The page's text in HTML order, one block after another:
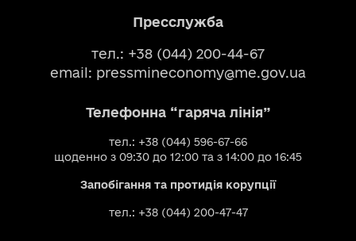
Пресслужба
тел.: +38 (044) 200-44-67
email: pressmineconomy@me.gov.ua
Телефонна “гаряча лінія”
тел.: +38 (044) 596-67-66
щоденно з 09:30 до 12:00 та з 14:00 до 16:45
Запобігання та протидія корупції
тел.: +38 (044) 200-47-47